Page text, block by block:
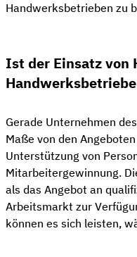
Handwerksbetrieben zu
Ist der Einsatz von
Gerade Unternehmen
Maße von den
Unterstützung von
Mitarbeitergewinnung.
als das Angebot an
Arbeitsmarkt zur
können es sich leisten,